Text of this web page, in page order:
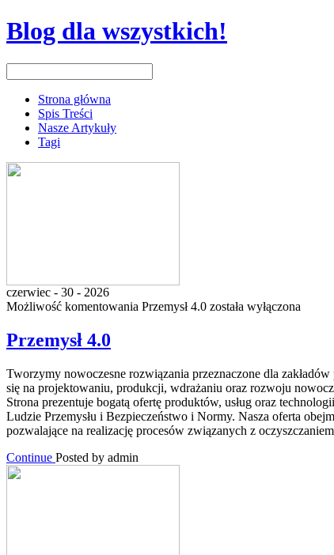
Blog dla wszystkich!
Strona główna
Spis Treści
Nasze Artykuły
Tagi
czerwiec - 30 - 2026
Możliwość komentowania Przemysł 4.0 została wyłączona
Przemysł 4.0
Tworzymy nowoczesne rozwiązania przeznaczone dla
się na projektowaniu, produkcji, wdrażaniu oraz rozwoju
Strona prezentuje bogatą ofertę produktów, usług oraz
Ludzie Przemysłu i Bezpieczeństwo i Normy. Nasza oferta
pozwalające na realizację procesów związanych z
Continue Posted by admin